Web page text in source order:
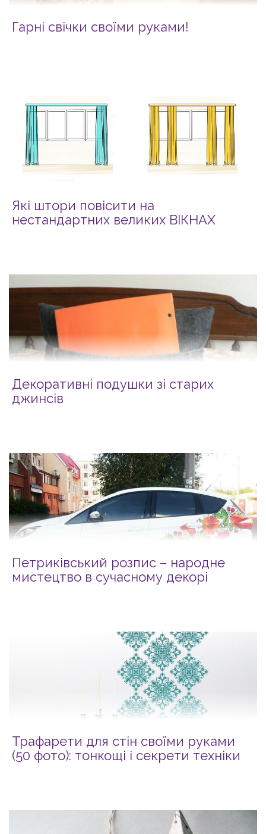
Гарні свічки своїми руками!
Які штори повісити на
нестандартних великих ВІКНАХ
Декоративні подушки зі старих
джинсів
Петриківський розпис – народне
мистецтво в сучасному декорі
Трафарети для стін своїми руками
(50 фото): тонкощі і секрети техніки